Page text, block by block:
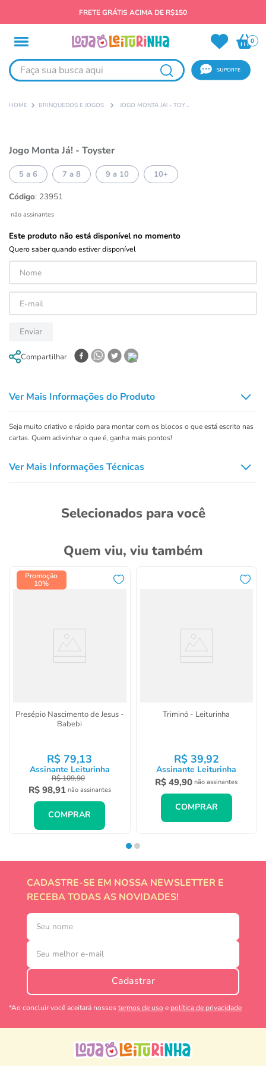
FRETE GRÁTIS ACIMA DE R$150
0
Faça sua busca aqui
BRINQUEDOS E JOGOS JOGO MONTA JÁ! - TOYSTER
Jogo Monta Já! - Toyster
5 a 6 7 a 8 9 a 10 10+
Código: 23951
não assinantes
Este produto não está disponível no momento
Quero saber quando estiver disponível
Enviar
Compartilhar
Ver Mais Informações do Produto
Seja muito criativo e rápido para montar com os blocos o que está escrito nas
cartas. Quem adivinhar o que é, ganha mais pontos!
Ver Mais Informações Técnicas
Selecionados para você
Quem viu, viu também
Promoção
10%
Presépio Nascimento de Jesus -
Babebi
R$ 79,13
Assinante Leiturinha
R$109,90
R$ 98,91 não assinantes
COMPRAR
Triminó - Leiturinha
R$ 39,92
Assinante Leiturinha
R$ 49,90 não assinantes
COMPRAR
CADASTRE-SE EM NOSSA NEWSLETTER E
RECEBA TODAS AS NOVIDADES!
Cadastrar
*Ao concluir você aceitará nossos termos de uso e política de privacidade